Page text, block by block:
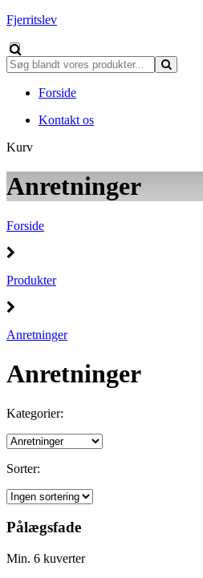
Fjerritslev
Forside
Kontakt os
Kurv
Anretninger
Forside
Produkter
Anretninger
Anretninger
Kategorier:
Sorter:
Pålægsfade
Min. 6 kuverter